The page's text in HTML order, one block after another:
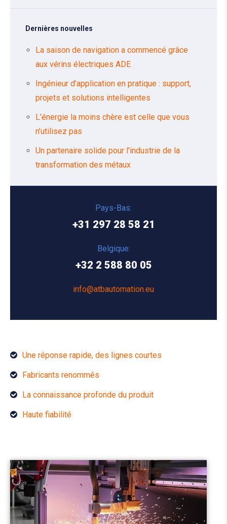
Dernières nouvelles
La saison de navigation a commencé grâce
aux vérins électriques ADE
Ingénieur d’application en pratique : support,
projets et solutions intelligentes
L’énergie la moins chère est celle que vous
n’utilisez pas
Un partenaire solide pour l'industrie de la
transformation des métaux
Pays-Bas:
+31 297 28 58 21
Belgique:
+32 2 588 80 05
info@atbautomation.eu
Une réponse rapide, des lignes courtes
Fabricants renommés
La connaissance profonde du produit
Haute fiabilité